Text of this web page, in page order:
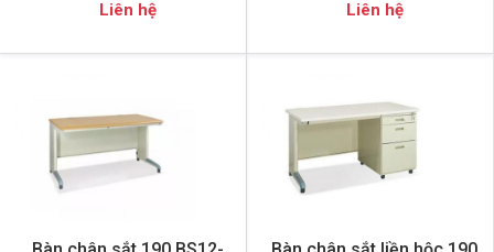
Liên hệ Liên hệ